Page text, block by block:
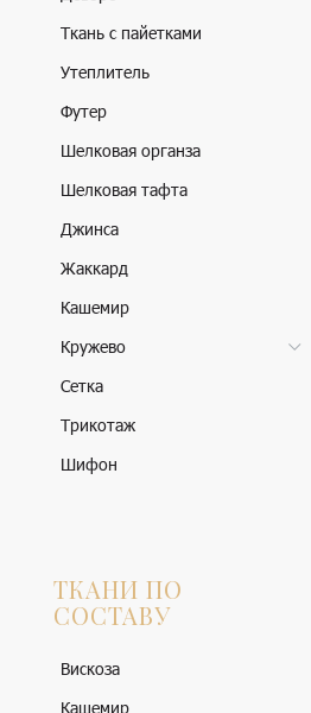
Ткань с пайетками
Утеплитель
Футер
Шелковая органза
Шелковая тафта
Джинса
Жаккард
Кашемир
Кружево
Сетка
Трикотаж
Шифон
ТКАНИ ПО
СОСТАВУ
Вискоза
Кашемир